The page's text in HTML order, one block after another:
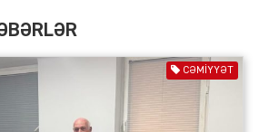
CƏMIYYƏT